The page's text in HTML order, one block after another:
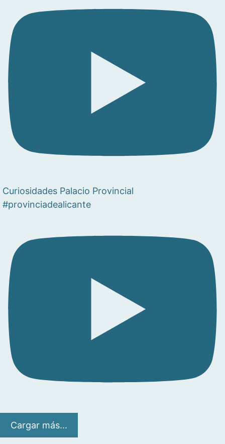
Curiosidades Palacio Provincial
#provinciadealicante
Cargar más...